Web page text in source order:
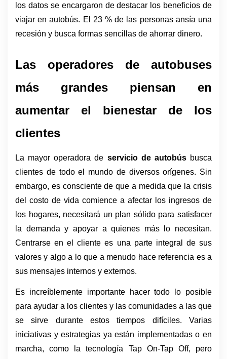
los datos se encargaron de destacar los beneficios de
viajar en autobús. El 23 % de las personas ansía una
recesión y busca formas sencillas de ahorrar dinero.
Las operadores de autobuses
más grandes piensan en
aumentar el bienestar de los
clientes
La mayor operadora de servicio de autobús busca
clientes de todo el mundo de diversos orígenes. Sin
embargo, es consciente de que a medida que la crisis
del costo de vida comience a afectar los ingresos de
los hogares, necesitará un plan sólido para satisfacer
la demanda y apoyar a quienes más lo necesitan.
Centrarse en el cliente es una parte integral de sus
valores y algo a lo que a menudo hace referencia es a
sus mensajes internos y externos.
Es increíblemente importante hacer todo lo posible
para ayudar a los clientes y las comunidades a las que
se sirve durante estos tiempos difíciles. Varias
iniciativas y estrategias ya están implementadas o en
marcha, como la tecnología Tap On-Tap Off, pero